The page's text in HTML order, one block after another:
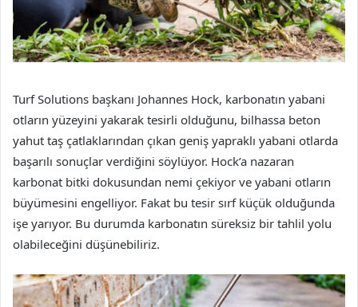
Turf Solutions başkanı Johannes Hock, karbonatın yabani
otların yüzeyini yakarak tesirli olduğunu, bilhassa beton
yahut taş çatlaklarından çıkan geniş yapraklı yabani otlarda
başarılı sonuçlar verdiğini söylüyor. Hock’a nazaran
karbonat bitki dokusundan nemi çekiyor ve yabani otların
büyümesini engelliyor. Fakat bu tesir sırf küçük olduğunda
işe yarıyor. Bu durumda karbonatın süreksiz bir tahlil yolu
olabileceğini düşünebiliriz.